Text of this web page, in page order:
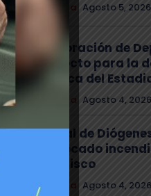
Agosto 5, 2026
Corporación de
proyecto para la
atlética del
Agosto 4, 2026
El «mal de
provocado
Francisco
Comuna Agosto 4, 2026